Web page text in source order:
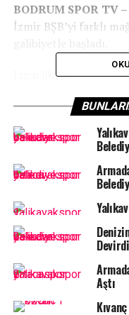
BODRUM SPOR TV –
İzmir BŞB’yi farklı
Ligin ilk haftasında
Denizin Kızlarımaça
taraf oldu. İlk 30
bir oyun sergileyen
Devirdi
Aştı